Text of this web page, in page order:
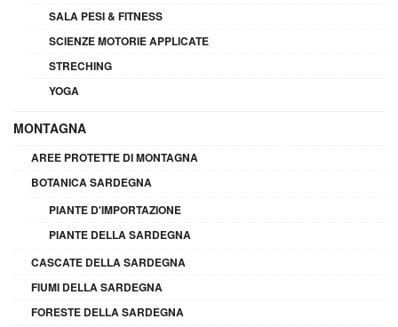
SALA PESI & FITNESS
SCIENZE MOTORIE APPLICATE
STRECHING
YOGA
MONTAGNA
AREE PROTETTE DI MONTAGNA
BOTANICA SARDEGNA
PIANTE D'IMPORTAZIONE
PIANTE DELLA SARDEGNA
CASCATE DELLA SARDEGNA
FIUMI DELLA SARDEGNA
FORESTE DELLA SARDEGNA